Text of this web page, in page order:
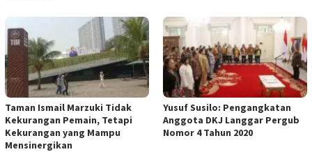
Taman Ismail Marzuki Tidak
Kekurangan Pemain, Tetapi
Kekurangan yang Mampu
Mensinergikan
Yusuf Susilo: Pengangkatan
Anggota DKJ Langgar Pergub
Nomor 4 Tahun 2020